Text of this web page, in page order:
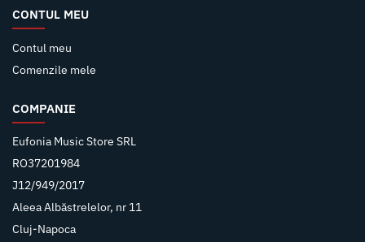
CONTUL MEU
Contul meu
Comenzile mele
COMPANIE
Eufonia Music Store SRL
RO37201984
J12/949/2017
Aleea Albăstrelelor, nr 11
Cluj-Napoca